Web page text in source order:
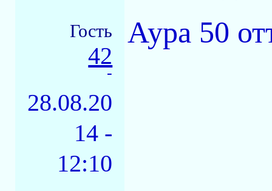
Гость
42
-
28.08.20
14 -
12:10
Аура 50